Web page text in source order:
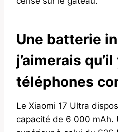
Une batterie
j’aimerais
téléphones
Le Xiaomi 17 Ultra
capacité de 6 000 mAh.